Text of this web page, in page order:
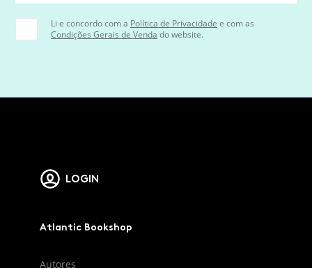
Li e concordo com a Política de Privacidade e com as
Condições Gerais de Venda do website.
LOGIN
Atlantic Bookshop
Autores